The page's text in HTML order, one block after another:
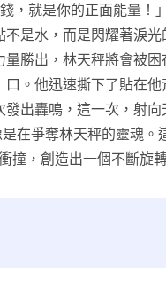
，就是你的正面能量！
是水，而是閃耀著淚
勝出，林天秤將會被
。他迅速撕下了貼在
出轟鳴，這一次，射
在爭奪林天秤的靈魂。
撞，創造出一個不斷旋